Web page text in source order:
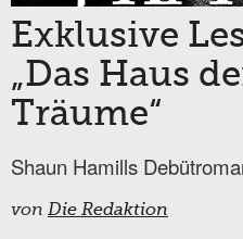
Exklusive
„Das Haus
Träume“
Shaun Hamills
von Die Redaktion